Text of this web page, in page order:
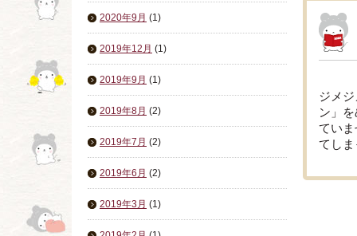
2020年9月 (1)
2019年12月 (1)
2019年9月 (1)
2019年8月 (2)
2019年7月 (2)
2019年6月 (2)
2019年3月 (1)
ジメ
ン」
てい
てし